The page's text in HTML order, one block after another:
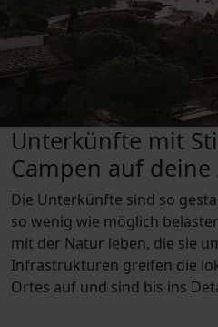
Unterkünfte mit
Campen auf deine
Die Unterkünfte sind so
so wenig wie möglich
mit der Natur leben, die sie
Infrastrukturen greifen die
Ortes auf und sind bis ins